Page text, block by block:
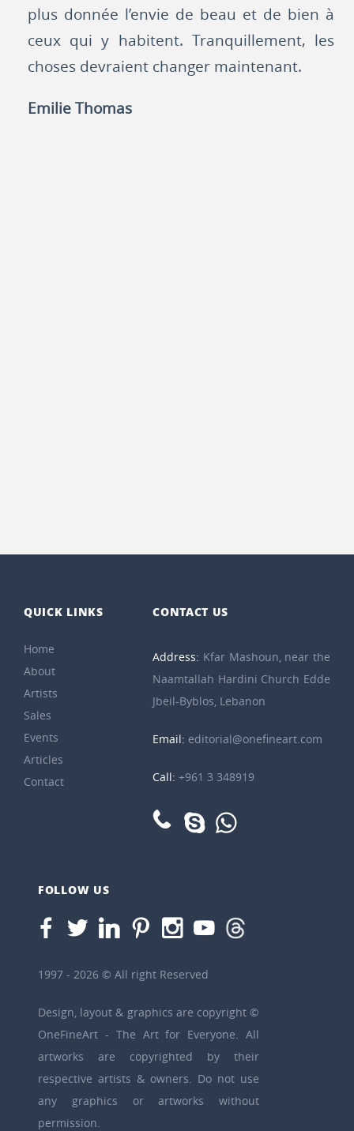
plus donnée l’envie de beau et de bien à
ceux qui y habitent. Tranquillement, les
choses devraient changer maintenant.
Emilie Thomas
QUICK LINKS
Home
About
Artists
Sales
Events
Articles
Contact
CONTACT US
Address: Kfar Mashoun, near the
Naamtallah Hardini Church Edde
Jbeil-Byblos, Lebanon
Email: editorial@onefineart.com
Call:+961 3 348919
FOLLOW US
1997 - 2026 © All right Reserved
Design, layout & graphics are copyright ©
OneFineArt - The Art for Everyone. All
artworks are copyrighted by their
respective artists & owners. Do not use
any graphics or artworks without
permission.